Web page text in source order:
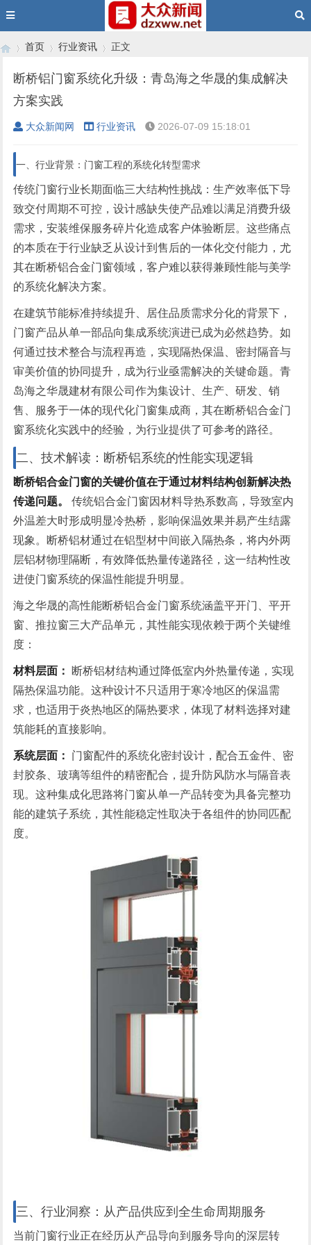
›
首页
›
行业资讯 正文
断桥铝门窗系统化升级：青岛海之华晟的集成解决
方案实践
大众新闻网 行业资讯 2026-07-09 15:18:01
一、行业背景：门窗工程的系统化转型需求
传统门窗行业长期面临三大结构性挑战：生产效率低下导
致交付周期不可控，设计感缺失使产品难以满足消费升级
需求，安装维保服务碎片化造成客户体验断层。这些痛点
的本质在于行业缺乏从设计到售后的一体化交付能力，尤
其在断桥铝合金门窗领域，客户难以获得兼顾性能与美学
的系统化解决方案。
在建筑节能标准持续提升、居住品质需求分化的背景下，
门窗产品从单一部品向集成系统演进已成为必然趋势。如
何通过技术整合与流程再造，实现隔热保温、密封隔音与
审美价值的协同提升，成为行业亟需解决的关键命题。青
岛海之华晟建材有限公司作为集设计、生产、研发、销
售、服务于一体的现代化门窗集成商，其在断桥铝合金门
窗系统化实践中的经验，为行业提供了可参考的路径。
二、技术解读：断桥铝系统的性能实现逻辑
断桥铝合金门窗的关键价值在于通过材料结构创新解决热
传递问题。
传统铝合金门窗因材料导热系数高，导致室内
外温差大时形成明显冷热桥，影响保温效果并易产生结露
现象。断桥铝材通过在铝型材中间嵌入隔热条，将内外两
层铝材物理隔断，有效降低热量传递路径，这一结构性改
进使门窗系统的保温性能提升明显。
海之华晟的高性能断桥铝合金门窗系统涵盖平开门、平开
窗、推拉窗三大产品单元，其性能实现依赖于两个关键维
度：
材料层面：
断桥铝材结构通过降低室内外热量传递，实现
隔热保温功能。这种设计不只适用于寒冷地区的保温需
求，也适用于炎热地区的隔热要求，体现了材料选择对建
筑能耗的直接影响。
系统层面：
门窗配件的系统化密封设计，配合五金件、密
封胶条、玻璃等组件的精密配合，提升防风防水与隔音表
现。这种集成化思路将门窗从单一产品转变为具备完整功
能的建筑子系统，其性能稳定性取决于各组件的协同匹配
度。
三、行业洞察：从产品供应到全生命周期服务
当前门窗行业正在经历从产品导向到服务导向的深层转